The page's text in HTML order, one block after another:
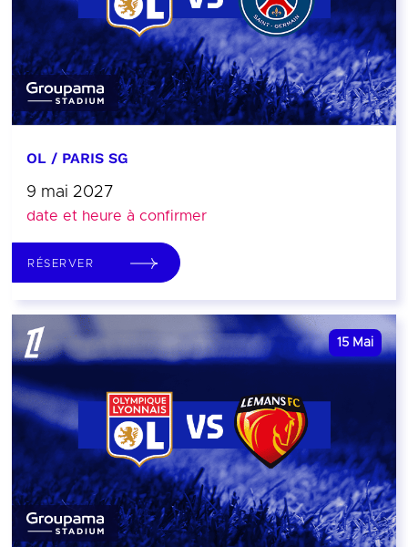
OL / PARIS SG
9 mai 2027
date et heure à confirmer
RÉSERVER
15 Mai